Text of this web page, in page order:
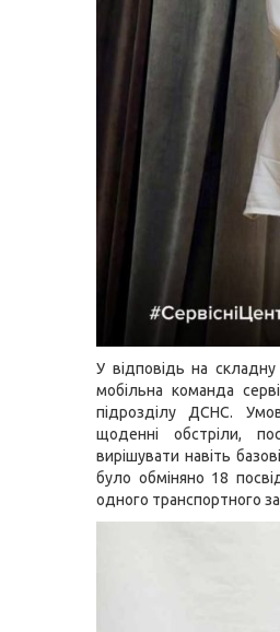
У відповідь на складну
мобільна команда
підрозділу ДСНС.
щоденні обстріли,
вирішувати навіть
було обміняно 18
одного транспортного